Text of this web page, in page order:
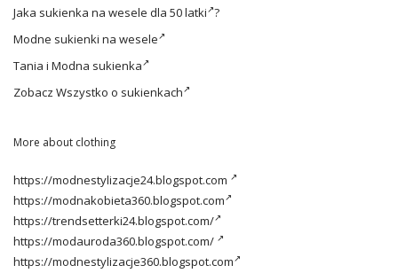
Jaka sukienka na wesele dla 50 latki ?
Modne sukienki na wesele
Tania i Modna sukienka
Zobacz Wszystko o sukienkach
More about clothing
https://modnestylizacje24.blogspot.com
https://modnakobieta360.blogspot.com
https://trendsetterki24.blogspot.com/
https://modauroda360.blogspot.com/
https://modnestylizacje360.blogspot.com